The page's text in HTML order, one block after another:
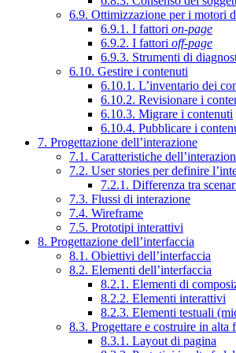
6.9. Ottimizzazione per i motori
6.9.1. I fattori on-page
6.9.2. I fattori off-page
6.9.3. Strumenti di
6.10. Gestire i contenuti
6.10.1. L’inventario dei
6.10.2. Revisionare i
6.10.3. Migrare i contenuti
6.10.4. Pubblicare i
7. Progettazione dell’interazione
7.1. Caratteristiche
7.2. User stories per definire
7.2.1. Differenza tra
7.3. Flussi di interazione
7.4. Wireframe
7.5. Prototipi interattivi
8. Progettazione dell’interfaccia
8.1. Obiettivi dell’interfaccia
8.2. Elementi dell’interfaccia
8.2.1. Elementi di
8.2.2. Elementi interattivi
8.2.3. Elementi testuali
8.3. Progettare e costruire in alta
8.3.1. Layout di pagina